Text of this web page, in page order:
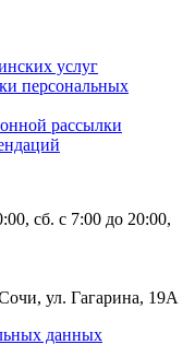
услуг
персональных
рассылки
сб. с 7:00 до 20:00,
ул. Гагарина, 19А
данных